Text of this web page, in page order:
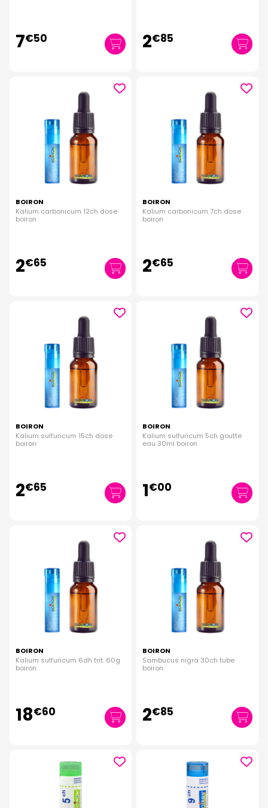
7€50 2€85
BOIRON
Kalium carbonicum 12ch dose
boiron
2€65
BOIRON
Kalium carbonicum 7ch dose
boiron
2€65
BOIRON
Kalium sulfuricum 15ch dose
boiron
2€65
BOIRON
Kalium sulfuricum 5ch goutte
eau 30ml boiron
1€00
BOIRON
Kalium sulfuricum 6dh trit. 60g
boiron
18€60
BOIRON
Sambucus nigra 30ch tube
boiron
2€85